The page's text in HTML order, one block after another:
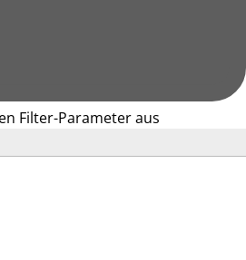
Filter-Parameter aus